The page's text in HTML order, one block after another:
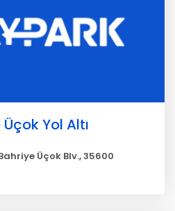
Yol Altı
Üçok Blv., 35600